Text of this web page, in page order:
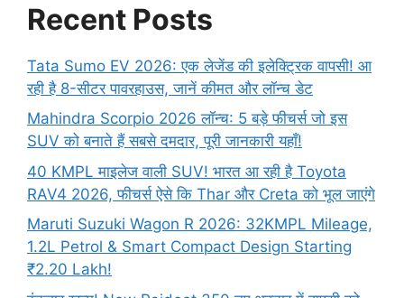
Recent Posts
Tata Sumo EV 2026: एक लेजेंड की इलेक्ट्रिक वापसी! आ
रही है 8-सीटर पावरहाउस, जानें कीमत और लॉन्च डेट
Mahindra Scorpio 2026 लॉन्च: 5 बड़े फीचर्स जो इस
SUV को बनाते हैं सबसे दमदार, पूरी जानकारी यहाँ!
40 KMPL माइलेज वाली SUV! भारत आ रही है Toyota
RAV4 2026, फीचर्स ऐसे कि Thar और Creta को भूल जाएंगे
Maruti Suzuki Wagon R 2026: 32KMPL Mileage,
1.2L Petrol & Smart Compact Design Starting
₹2.20 Lakh!